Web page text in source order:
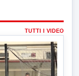
TUTTI I VIDEO